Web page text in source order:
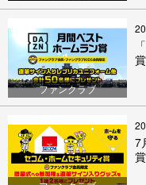
ファンクラブ
7